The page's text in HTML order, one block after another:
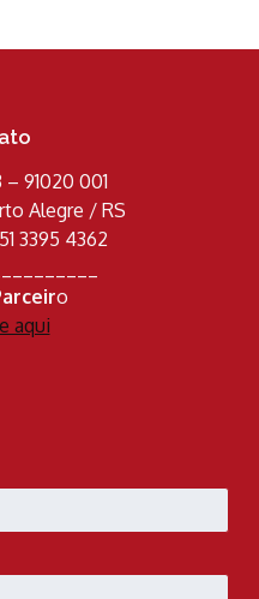
– 91020 001
Alegre / RS
3395 4362
o
aqui